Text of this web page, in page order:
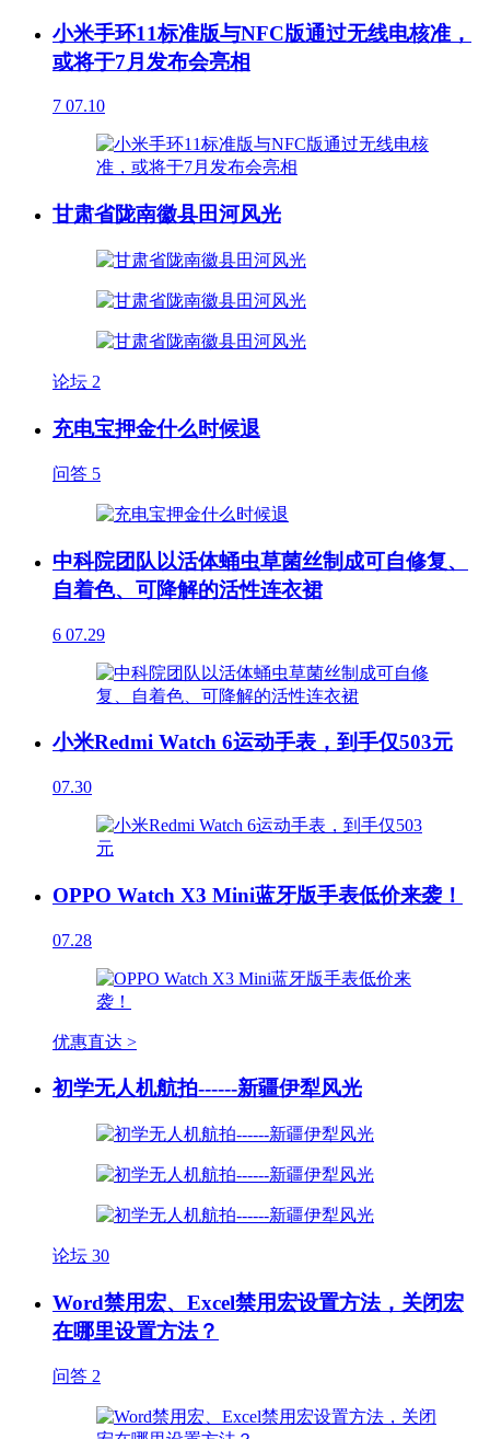
小米手环11标准版与NFC版通过无线电核准，
或将于7月发布会亮相
7 07.10
甘肃省陇南徽县田河风光
论坛 2
充电宝押金什么时候退
问答 5
中科院团队以活体蛹虫草菌丝制成可自修复、
自着色、可降解的活性连衣裙
6 07.29
小米Redmi Watch 6运动手表，到手仅503元
07.30
OPPO Watch X3 Mini蓝牙版手表低价来袭！
07.28
优惠直达 >
初学无人机航拍------新疆伊犁风光
论坛 30
Word禁用宏、Excel禁用宏设置方法，关闭宏
在哪里设置方法？
问答 2